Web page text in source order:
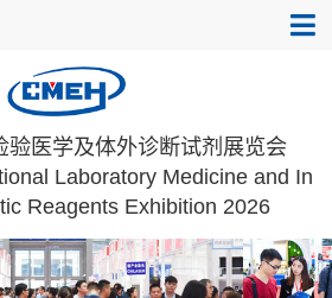
验医学及体外诊断试剂展览会
Laboratory Medicine and In
Reagents Exhibition 2026